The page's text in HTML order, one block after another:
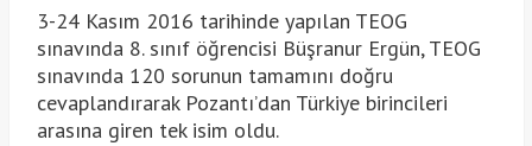
3-24 Kasım 2016 tarihinde yapılan TEOG
sınavında 8. sınıf öğrencisi Büşranur Ergün, TEOG
sınavında 120 sorunun tamamını doğru
cevaplandırarak Pozantı’dan Türkiye birincileri
arasına giren tek isim oldu.